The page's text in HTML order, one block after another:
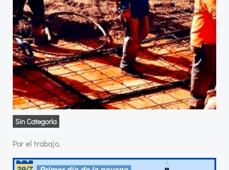
Sin Categoría
Por el trabajo.